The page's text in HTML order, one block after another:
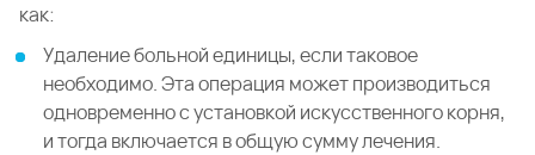
как:
Удаление больной единицы, если таковое
необходимо. Эта операция может производиться
одновременно с установкой искусственного корня,
и тогда включается в общую сумму лечения.